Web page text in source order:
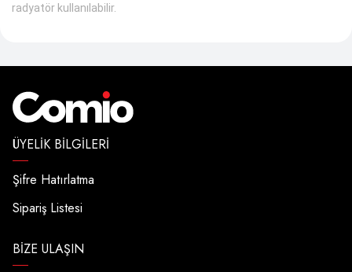
radyatör kullanılabilir.
ÜYELIK BILGILERI
Şifre Hatırlatma
Sipariş Listesi
BIZE ULAŞIN